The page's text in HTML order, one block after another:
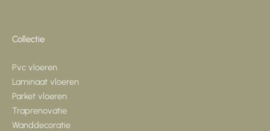
Collectie
Pvc vloeren
Laminaat vloeren
Parket vloeren
Traprenovatie
Wanddecoratie